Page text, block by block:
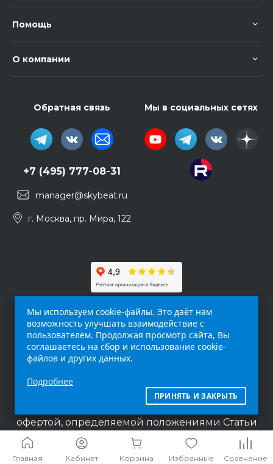
Главная Кабинет Корзина Избранные Сравнение
Помощь
О компании
Обратная связь
+7 (495) 777-08-31
manager@skybeat.ru
г. Москва, пр. Мира, 122
Мы в социальных сетях
интернет-сайт (
исключительно информационный характер и
ни при каких условиях не является публичной
офертой, определяемой положениями Статьи
437 п.2 Гражданского кодекса Российской
Федерации.
Мы используем cookie-файлы. Это даёт нам
возможность улучшать взаимодействие с
пользователем. Продолжая просмотр сайта, Вы
соглашаетесь на сбор и использование cookie-
файлов и других данных.
Подробнее
ПРИНЯТЬ И ЗАКРЫТЬ